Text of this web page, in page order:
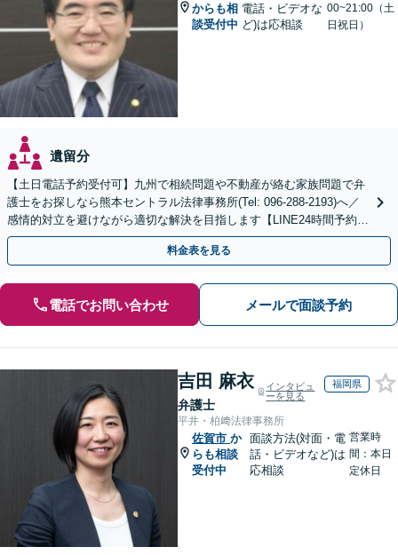
からも相
談受付中
電話・ビデオな
ど)は応相談
00~21:00（土
日祝日）
遺留分
【土日電話予約受付可】九州で相続問題や不動産が絡む家族問題で弁
護士をお探しなら熊本セントラル法律事務所(Tel: 096-288-2193)へ／
感情的対立を避けながら適切な解決を目指します【LINE24時間予約受
付可】【休日・夜間相談可】
料金表を見る
電話でお問い合わせ メールで面談予約
吉田 麻衣
弁護士
インタビュ
ーを見る
福岡県
平井・柏﨑法律事務所
佐賀市 か
らも相談
受付中
面談方法(対面・電
話・ビデオなど)は
応相談
営業時
間：本日
定休日